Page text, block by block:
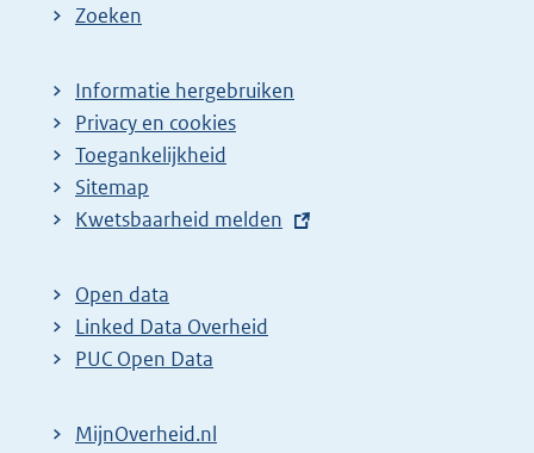
Zoeken
Informatie hergebruiken
Privacy en cookies
Toegankelijkheid
Sitemap
E
t
e
r
l
Kwetsbaarheid melden
Open data
Linked Data Overheid
PUC Open Data
MijnOverheid.nl